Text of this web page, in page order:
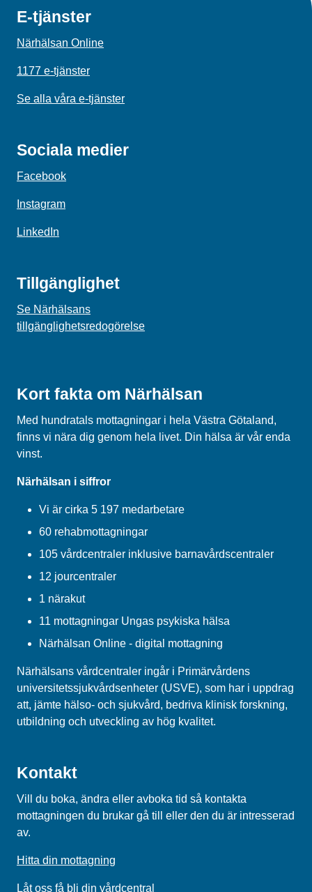
E-tjänster
Närhälsan Online
1177 e-tjänster
Se alla våra e-tjänster
Sociala medier
Facebook
Instagram
LinkedIn
Tillgänglighet
Se Närhälsans
tillgänglighetsredogörelse
Kort fakta om Närhälsan
Med hundratals mottagningar i hela Västra Götaland,
finns vi nära dig genom hela livet. Din hälsa är vår enda
vinst.
Närhälsan i siffror
Vi är cirka 5 197 medarbetare
60 rehabmottagningar
105 vårdcentraler inklusive barnavårdscentraler
12 jourcentraler
1 närakut
11 mottagningar Ungas psykiska hälsa
Närhälsan Online - digital mottagning
Närhälsans vårdcentraler ingår i Primärvårdens
universitetssjukvårdsenheter (USVE), som har i uppdrag
att, jämte hälso- och sjukvård, bedriva klinisk forskning,
utbildning och utveckling av hög kvalitet.
Kontakt
Vill du boka, ändra eller avboka tid så kontakta
mottagningen du brukar gå till eller den du är intresserad
av.
Hitta din mottagning
Låt oss få bli din vårdcentral